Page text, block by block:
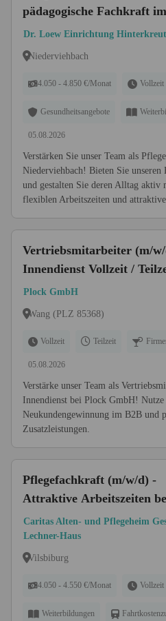
pädagogische Fachkraft im
Gruppendienst - Hier
hin!
Dr. Loew Einrichtung
Niederviehbach
4.050 - 4.850 €/Monat Vollzeit
Gesundheitsangebote
05.08.2026
Verstärken Sie unser Team als
Niederviehbach! Bieten Sie
und gestalten Sie deren Alltag
flexiblen Arbeitszeiten und
Vertriebsmitarbeiter (m/
Innendienst Vollzeit /
Plock GmbH
Wang (PLZ 85368)
Vollzeit Teilzeit
05.08.2026
Verstärke unser Team als
Innendienst bei Plock GmbH!
Neukundengewinnung im B2B und
Zusatzleistungen.
Pflegefachkraft (m/w/d) -
Attraktive Arbeitszeiten
Ihrem neuen Arbeitgeber!
Caritas Alten- und Pflegeheim
Lechner-Haus
Vilsbiburg
4.050 - 4.550 €/Monat Vollzeit
Weiterbildungen